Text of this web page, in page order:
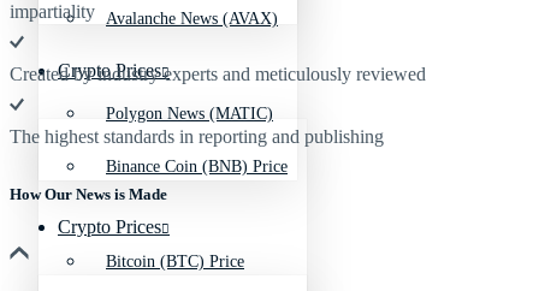
Crypto Prices
Binance Coin (BNB) Price
Bitcoin (BTC) Price
Avalanche News (AVAX)
Polygon News (MATIC)
Crypto Prices
impartiality
Created by industry experts and meticulously reviewed
The highest standards in reporting and publishing
How Our News is Made